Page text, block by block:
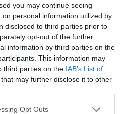
you may continue seeing
personal information utilized by
disclosed to third parties prior to
opt-out of the further
information by third parties on the
This information may
third parties on the IAB’s List of
that may further disclose it to other
app uses one or more Google
Opt Outs